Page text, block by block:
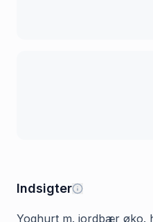
Indsigter
Yoghurt m. jordbær øko.